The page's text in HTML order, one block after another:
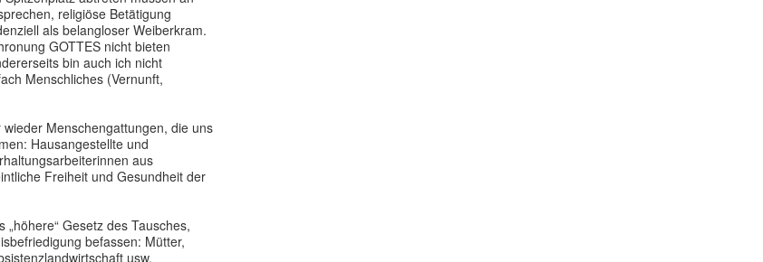
religiöse Betätigung
als belangloser Weiberkram.
GOTTES nicht bieten
bin auch ich nicht
Menschliches (Vernunft,
Menschengattungen, die uns
Hausangestellte und
aus
Freiheit und Gesundheit der
Gesetz des Tausches,
befassen: Mütter,
usw.